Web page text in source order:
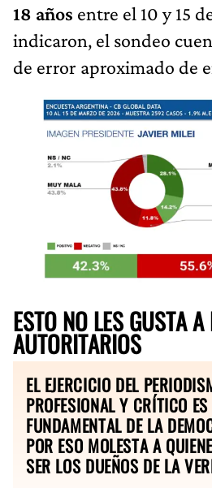
18 años entre el 10 y 15
indicaron, el sondeo
de error aproximado de
ESTO NO LES GUSTA A
AUTORITARIOS
EL EJERCICIO DEL
PROFESIONAL Y CRÍTICO
FUNDAMENTAL DE LA
POR ESO MOLESTA A
SER LOS DUEÑOS DE LA